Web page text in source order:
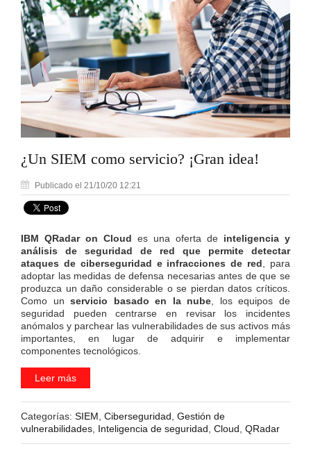
¿Un SIEM como servicio? ¡Gran idea!
Publicado el 21/10/20 12:21
IBM QRadar on Cloud es una oferta de inteligencia y
análisis de seguridad de red que permite detectar
ataques de ciberseguridad e infracciones de red , para
adoptar las medidas de defensa necesarias antes de que se
produzca un daño considerable o se pierdan datos críticos.
Como unservicio basado en la nube , los equipos de
seguridad pueden centrarse en revisar los incidentes
anómalos y parchear las vulnerabilidades de sus activos más
importantes, en lugar de adquirir e implementar
componentes tecnológicos.
Leer más
Categorías: SIEM Ciberseguridad Gestión de
vulnerabilidades Inteligencia de seguridad Cloud QRadar